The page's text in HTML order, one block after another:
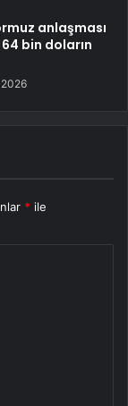
anlaşması
bin doların
* ile